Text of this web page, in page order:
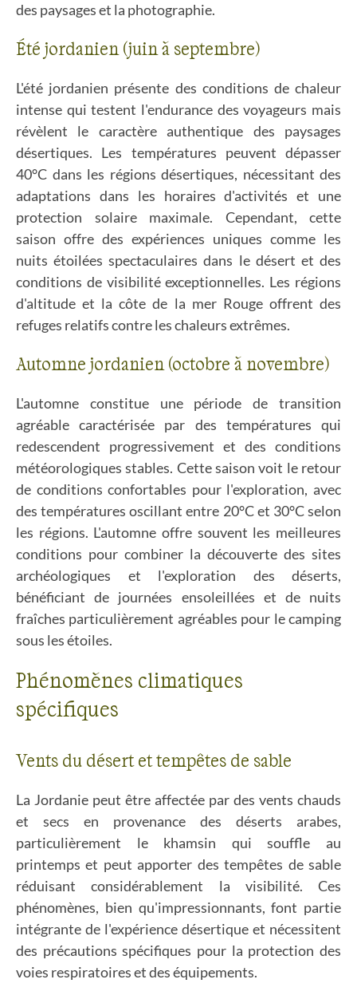
des paysages et la photographie.
Été jordanien (juin à septembre)
L'été jordanien présente des conditions de chaleur
intense qui testent l'endurance des voyageurs mais
révèlent le caractère authentique des paysages
désertiques. Les températures peuvent dépasser
40°C dans les régions désertiques, nécessitant des
adaptations dans les horaires d'activités et une
protection solaire maximale. Cependant, cette
saison offre des expériences uniques comme les
nuits étoilées spectaculaires dans le désert et des
conditions de visibilité exceptionnelles. Les régions
d'altitude et la côte de la mer Rouge offrent des
refuges relatifs contre les chaleurs extrêmes.
Automne jordanien (octobre à novembre)
L'automne constitue une période de transition
agréable caractérisée par des températures qui
redescendent progressivement et des conditions
météorologiques stables. Cette saison voit le retour
de conditions confortables pour l'exploration, avec
des températures oscillant entre 20°C et 30°C selon
les régions. L'automne offre souvent les meilleures
conditions pour combiner la découverte des sites
archéologiques et l'exploration des déserts,
bénéficiant de journées ensoleillées et de nuits
fraîches particulièrement agréables pour le camping
sous les étoiles.
Phénomènes climatiques
spécifiques
Vents du désert et tempêtes de sable
La Jordanie peut être affectée par des vents chauds
et secs en provenance des déserts arabes,
particulièrement le khamsin qui souffle au
printemps et peut apporter des tempêtes de sable
réduisant considérablement la visibilité. Ces
phénomènes, bien qu'impressionnants, font partie
intégrante de l'expérience désertique et nécessitent
des précautions spécifiques pour la protection des
voies respiratoires et des équipements.